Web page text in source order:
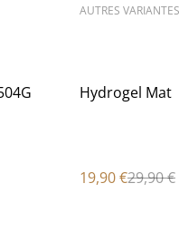
AUTRES
%
Hydrogel Mat
19,90 €29,90 €